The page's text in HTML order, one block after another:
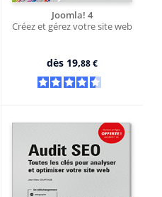
Joomla! 4
Créez et gérez votre site web
dès 19,88 €